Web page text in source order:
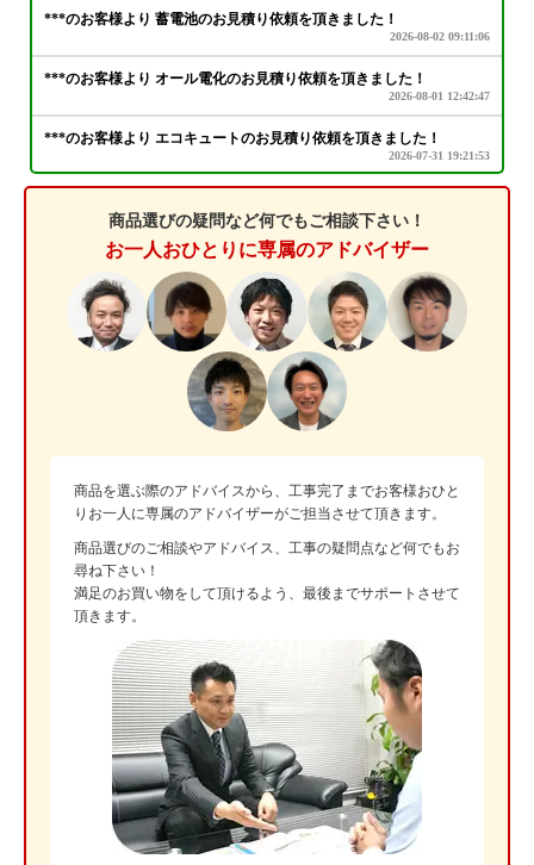
商品選びの疑問など何でもご相談下さい！
お一人おひとりに専属のアドバイザー
商品を選ぶ際のアドバイスから、工事完了までお客様おひと
りお一人に専属のアドバイザーがご担当させて頂きます。
商品選びのご相談やアドバイス、工事の疑問点など何でもお
尋ね下さい！
満足のお買い物をして頂けるよう、最後までサポートさせて
頂きます。